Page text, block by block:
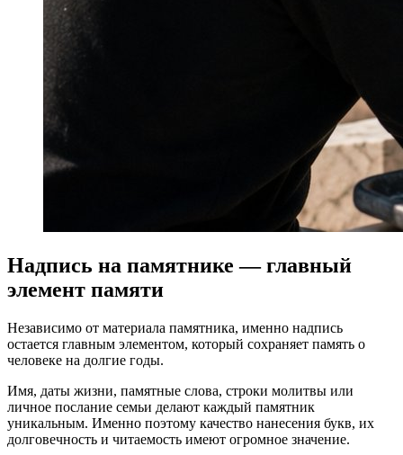
Надпись на памятнике — главный
элемент памяти
Независимо от материала памятника, именно надпись
остается главным элементом, который сохраняет память о
человеке на долгие годы.
Имя, даты жизни, памятные слова, строки молитвы или
личное послание семьи делают каждый памятник
уникальным. Именно поэтому качество нанесения букв, их
долговечность и читаемость имеют огромное значение.